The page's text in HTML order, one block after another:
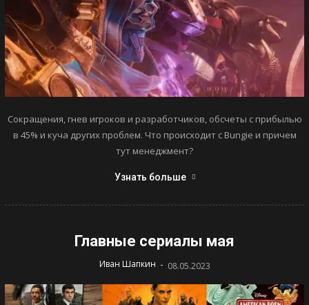
Сокращения, гнев игроков и разработчиков, обсчеты с прибылью
в 45% и куча других проблем. Что происходит с Bungie и причем
тут менеджмент?
Узнать больше
Главные сериалы мая
Иван Шапкин - 08.05.2023